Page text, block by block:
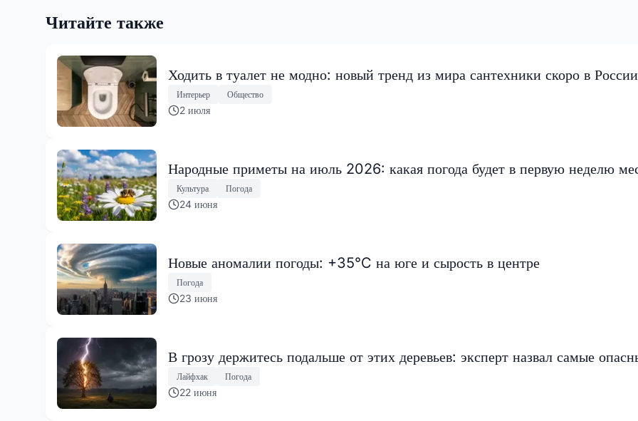
Читайте также
Ходить в туалет не модно: новый тренд из мира сантехники скоро в России
Интерьер Общество
2 июля
Народные приметы на июль 2026: какая погода будет в первую неделю
Культура Погода
24 июня
Новые аномалии погоды: +35°C на юге и сырость в центре
Погода
23 июня
В грозу держитесь подальше от этих деревьев: эксперт назвал самые
Лайфхак Погода
22 июня